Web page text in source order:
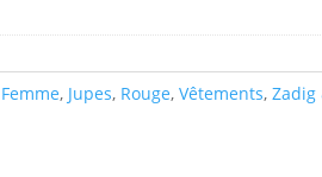
Femme, Jupes, Rouge,Vêtements,Zadig